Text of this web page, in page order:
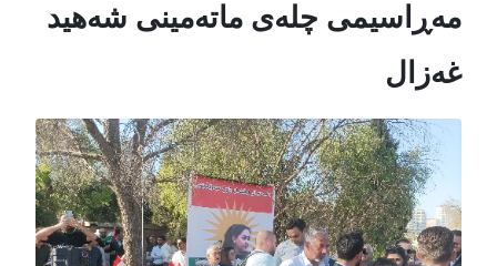
مەڕاسیمی چلەی ماتەمینی شەهید
غەزال